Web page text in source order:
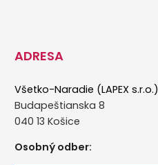
ADRESA
Všetko-Naradie (LAPEX s.r.o.)
Budapeštianska 8
040 13 Košice
Osobný odber: